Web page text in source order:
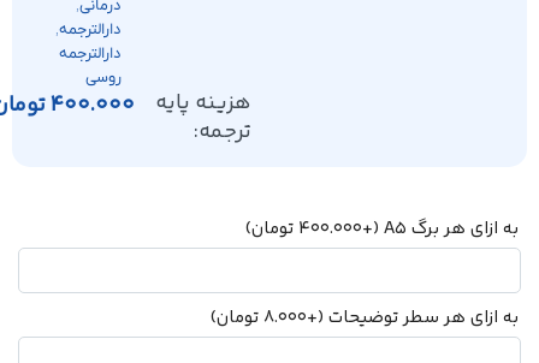
درمانی,
دارالترجمه,
دارالترجمه
روسی
هزینه پایه
ترجمه:
400.000تومان
به ازای هر برگ A5 (+
400.000تومان)
به ازای هر سطر توضیحات(+
8.000تومان)